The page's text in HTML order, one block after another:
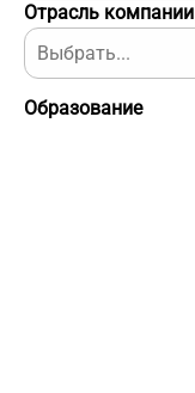
Отрасль компании
Образование